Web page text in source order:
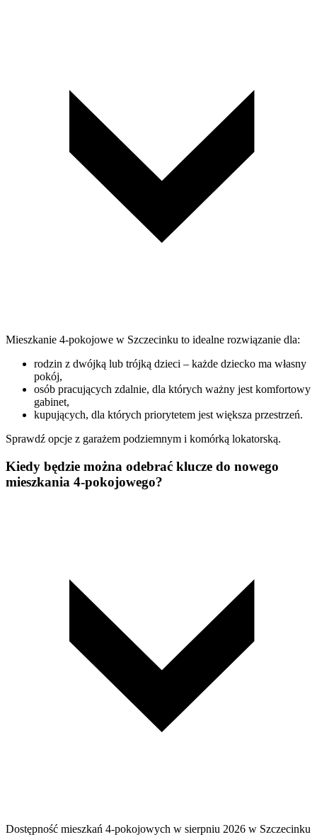
Mieszkanie 4-pokojowe w Szczecinku to idealne rozwiązanie dla:
rodzin z dwójką lub trójką dzieci – każde dziecko ma własny
pokój,
osób pracujących zdalnie, dla których ważny jest komfortowy
gabinet,
kupujących, dla których priorytetem jest większa przestrzeń.
Sprawdź opcje z garażem podziemnym i komórką lokatorską.
Kiedy będzie można odebrać klucze do nowego
mieszkania 4-pokojowego?
Dostępność mieszkań 4-pokojowych w sierpniu 2026 w Szczecinku